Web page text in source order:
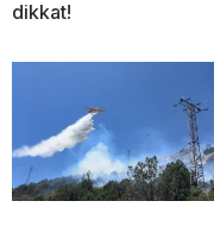
dikkat!